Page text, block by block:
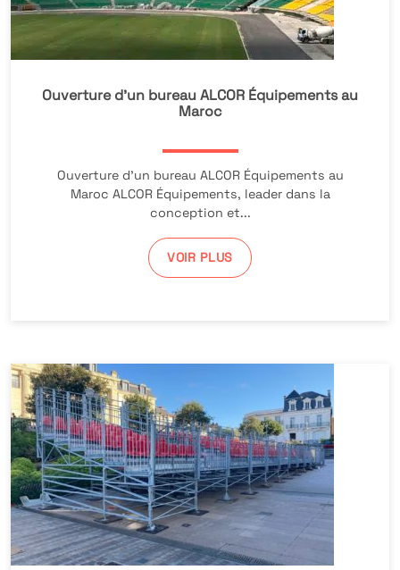
Ouverture d’un bureau ALCOR Équipements au
Maroc
Ouverture d’un bureau ALCOR Équipements au
Maroc ALCOR Équipements, leader dans la
conception et...
VOIR PLUS